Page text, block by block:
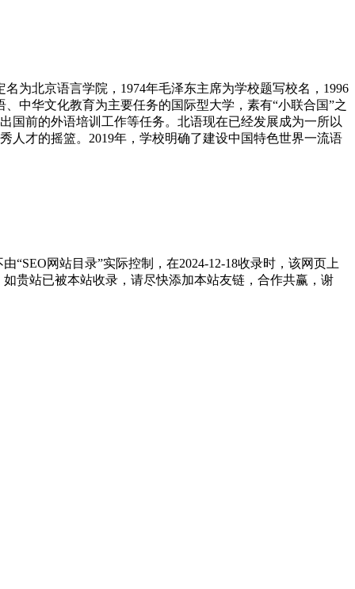
为北京语言学院，1974年毛泽东主席为学校题写校名，1996
中华文化教育为主要任务的国际型大学，素有“小联合国”之
国前的外语培训工作等任务。北语现在已经发展成为一所以
人才的摇篮。2019年，学校明确了建设中国特色世界一流语
网站目录”实际控制，在2024-12-18收录时，该网页上
贵站已被本站收录，请尽快添加本站友链，合作共赢，谢